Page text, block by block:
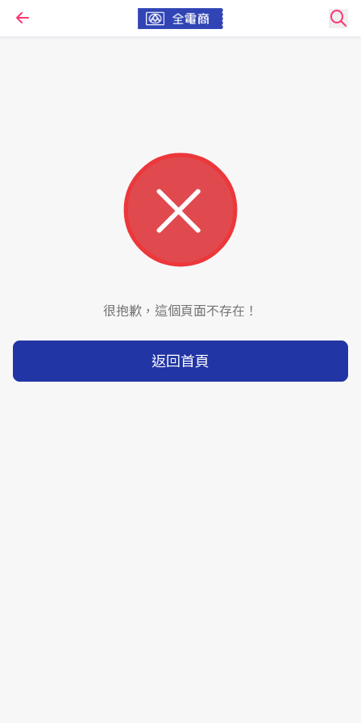
很抱歉，這個頁面不存在！
返回首頁